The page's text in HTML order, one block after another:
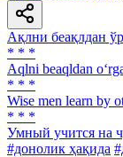
Ақлни беақлдан
* * *
Aqlni beaqldan
* * *
Wise men learn by
* * *
Умный учится на
#донолик ҳақида